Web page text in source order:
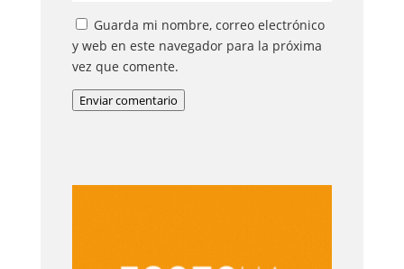
Guarda mi nombre, correo electrónico
y web en este navegador para la próxima
vez que comente.
Enviar comentario